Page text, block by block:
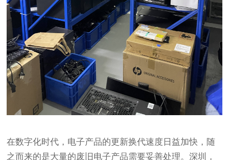
在数字化时代，电子产品的更新换代速度日益加快，随
之而来的是大量的废旧电子产品需要妥善处理。深圳，